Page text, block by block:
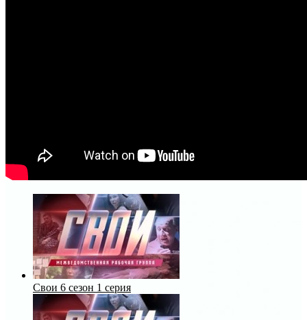
Свои 6 сезон 1 серия